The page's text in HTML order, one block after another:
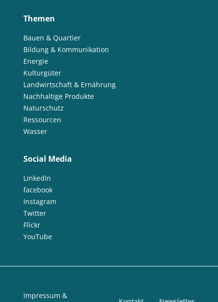
Themen
Bauen & Quartier
Bildung & Kommunikation
Energie
Kulturgüter
Landwirtschaft & Ernährung
Nachhaltige Produkte
Naturschutz
Ressourcen
Wasser
Social Media
LinkedIn
facebook
Instagram
Twitter
Flickr
YouTube
Impressum &